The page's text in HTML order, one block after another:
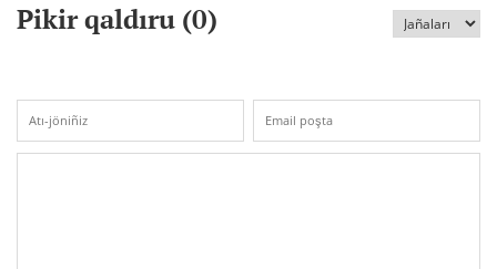
Pikir qaldıru (0)